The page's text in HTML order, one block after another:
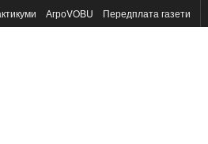
АгроVOBU Передплата газети